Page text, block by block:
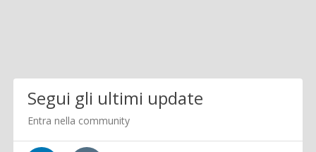
Segui gli ultimi update
Entra nella community